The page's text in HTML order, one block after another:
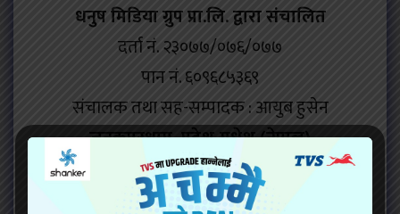
धनुष मिडिया ग्रुप प्रा.लि. द्वारा संचालित
दर्ता नं. २३०७७/०७६/०७७
पान नं. ६०९६८५३६९
संचालक तथा सह-सम्पादक : आयुब हुसेन
जनकपुरधाम, प्रदेश-मधेश (नेपाल)
विज्ञापनका लागि
सम्पर्क नम्बर : 9869677042 – 9807611875